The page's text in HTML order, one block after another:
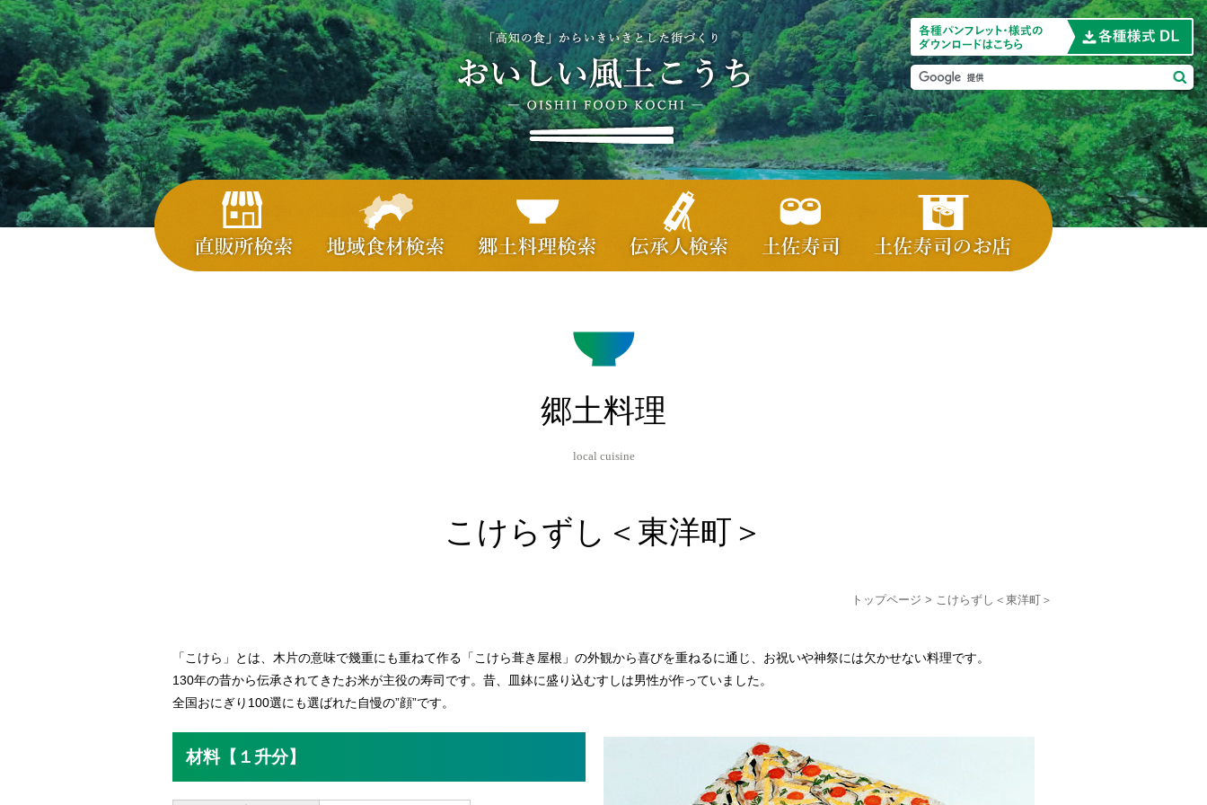
郷土料理
local cuisine
こけらずし＜東洋町＞
トップページ > こけらずし＜東洋町＞
「こけら」とは、木片の意味で幾重にも重ねて作る「こけら葺き屋根」の外観から喜びを重ねるに通じ、お祝いや神祭には欠かせない料理です。
130年の昔から伝承されてきたお米が主役の寿司です。昔、皿鉢に盛り込むすしは男性が作っていました。
全国おにぎり100選にも選ばれた自慢の”顔”です。
材料【１升分】